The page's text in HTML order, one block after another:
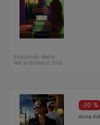
Prószyński Media
Rok publikacji: 2026
-30 %
Anna